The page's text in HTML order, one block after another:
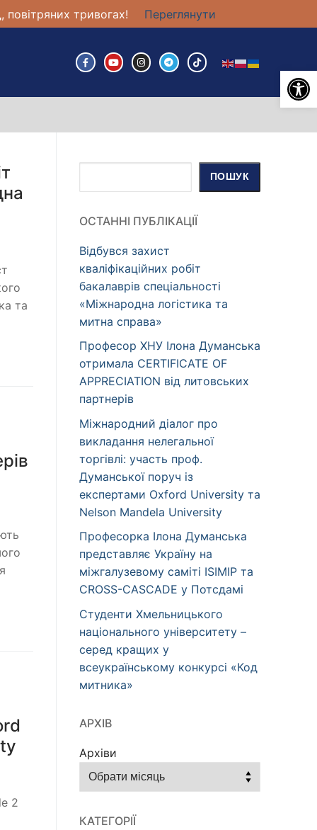
тривогах!
Переглянути
та
2
ПОШУК
ОСТАННІ ПУБЛІКАЦІЇ
Відбувся захист
кваліфікаційних робіт
бакалаврів спеціальності
«Міжнародна логістика та
митна справа»
Професор ХНУ Ілона Думанська
отримала CERTIFICATE OF
APPRECIATION від литовських
партнерів
Міжнародний діалог про
викладання нелегальної
торгівлі: участь проф.
Думанської поруч із
експертами Oxford University та
Nelson Mandela University
Професорка Ілона Думанська
представляє Україну на
міжгалузевому саміті ISIMIP та
CROSS-CASCADE у Потсдамі
Студенти Хмельницького
національного університету –
серед кращих у
всеукраїнському конкурсі «Код
митника»
АРХІВ
Архіви
КАТЕГОРІЇ